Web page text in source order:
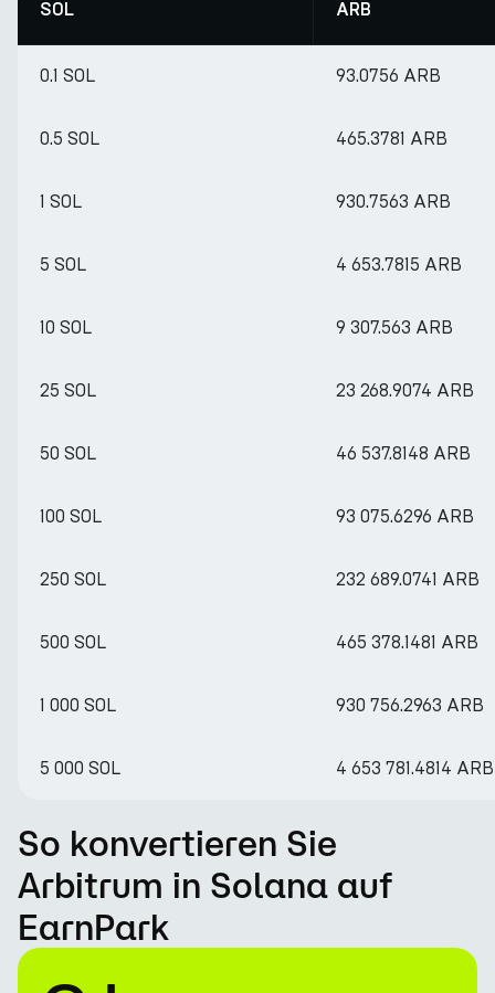
SOL ARB
0.1 SOL 93.0756 ARB
0.5 SOL 465.3781 ARB
1 SOL 930.7563 ARB
5 SOL 4 653.7815 ARB
10 SOL 9 307.563 ARB
25 SOL 23 268.9074 ARB
50 SOL 46 537.8148 ARB
100 SOL 93 075.6296 ARB
250 SOL 232 689.0741 ARB
500 SOL 465 378.1481 ARB
1 000 SOL 930 756.2963 ARB
5 000 SOL 4 653 781.4814 ARB
So konvertieren Sie
Arbitrum in Solana auf
EarnPark